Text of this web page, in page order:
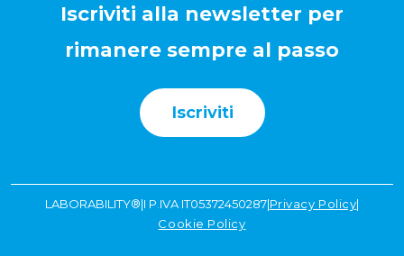
Iscriviti alla newsletter per
rimanere sempre al passo
Iscriviti
LABORABILITY®|I P.IVA IT05372450287|Privacy Policy|
Cookie Policy